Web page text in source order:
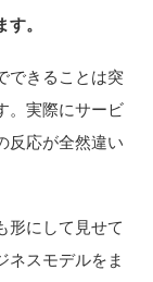
。
できることは突
。実際にサービ
反応が全然違い
形にして見せて
ネスモデルをま